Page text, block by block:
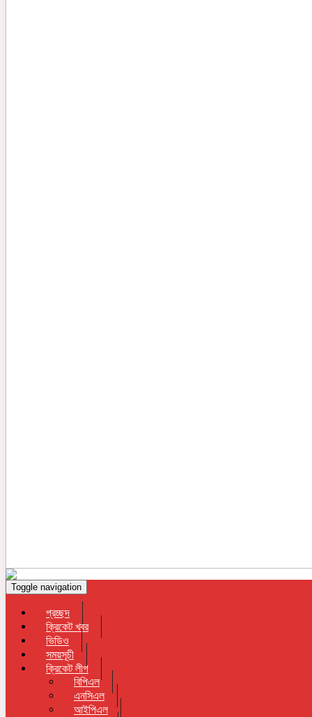
Toggle navigation
প্রচ্ছদ
ক্রিকেট খবর
ভিডিও
সময়সূচী
ক্রিকেট লীগ
বিপিএল
এনসিএল
আইপিএল